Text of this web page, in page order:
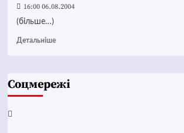
16:00 06.08.2004
(більше…)
Детальніше
Соцмережі
Facebook